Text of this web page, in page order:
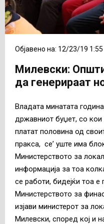
Објавено на: 12/23/19 1:55
Милевски:
да генерираат
Владата минатата
државниот буџет, со
платат половина од
пракса, се’ уште има
Министерството за
информација за тоа
се работи, бидејќи тоа е
Министерството за
изјави министерот за
Милевски, според кој и